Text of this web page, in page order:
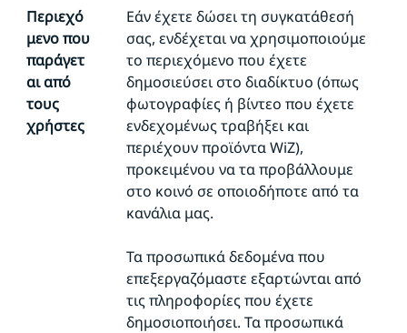
Περιεχό
μενο που
παράγετ
αι από
τους
χρήστες
Εάν έχετε δώσει τη συγκατάθεσή
σας, ενδέχεται να χρησιμοποιούμε
το περιεχόμενο που έχετε
δημοσιεύσει στο διαδίκτυο (όπως
φωτογραφίες ή βίντεο που έχετε
ενδεχομένως τραβήξει και
περιέχουν προϊόντα WiZ),
προκειμένου να τα προβάλλουμε
στο κοινό σε οποιοδήποτε από τα
κανάλια μας.
Τα προσωπικά δεδομένα που
επεξεργαζόμαστε εξαρτώνται από
τις πληροφορίες που έχετε
δημοσιοποιήσει. Τα προσωπικά